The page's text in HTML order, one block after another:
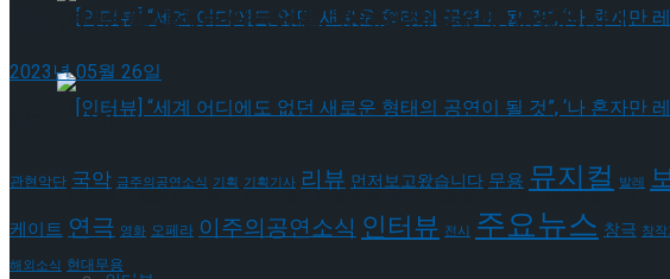
[인터뷰] “세계 어디에도 없던 새로운 형태의 공연이 될 것”, ‘나 혼자만 레벨업 on
Trending Tags
[인터뷰] 빙판 위에 피어나는 꽃처럼, 피겨 허지유가 그리는 ‘감성적인 여정’
[인터뷰] “세계 어디에도 없던 새로운 형태의 공연이 될 것”, ‘나 혼자만 레벨업 on
[인터뷰] 꿈을 그리는 쌍둥이 별, 피겨 요정 김유재-김유성 자매
2023년 05월 26일
태그로 보기
관현악단 국악 금주의공연소식 기획 기획기사 리뷰 먼저보고왔습니다 무용 뮤지컬 발레
케이트 연극 영화 오페라 이주의공연소식 인터뷰 전시 주요뉴스 창극 창
해외소식 현대무용